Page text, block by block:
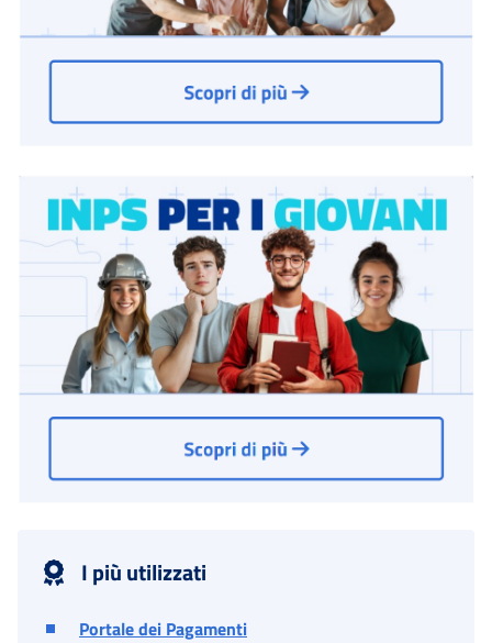
I più utilizzati
Portale dei Pagamenti